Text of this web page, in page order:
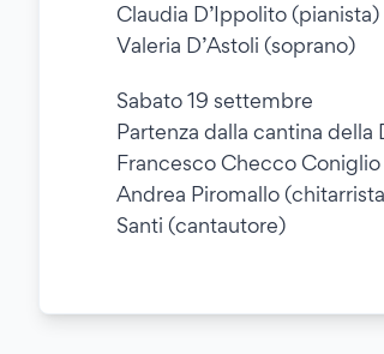
Claudia D’Ippolito (pianista)
Valeria D’Astoli (soprano)
Sabato 19 settembre
Partenza dalla cantina della
Francesco Checco
Andrea Piromallo
Santi (cantautore)